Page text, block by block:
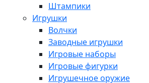
Штампики
Игрушки
Волчки
Заводные игрушки
Игровые наборы
Игровые фигурки
Игрушечное оружие